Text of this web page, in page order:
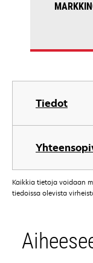
Tiedot
Kaikkia tietoja voidaan
tiedoissa olevista